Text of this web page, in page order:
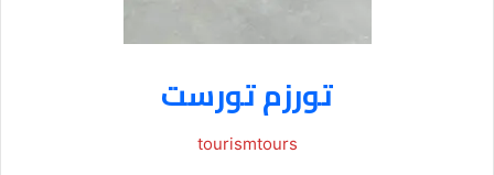
تورزم تورست
tourismtours